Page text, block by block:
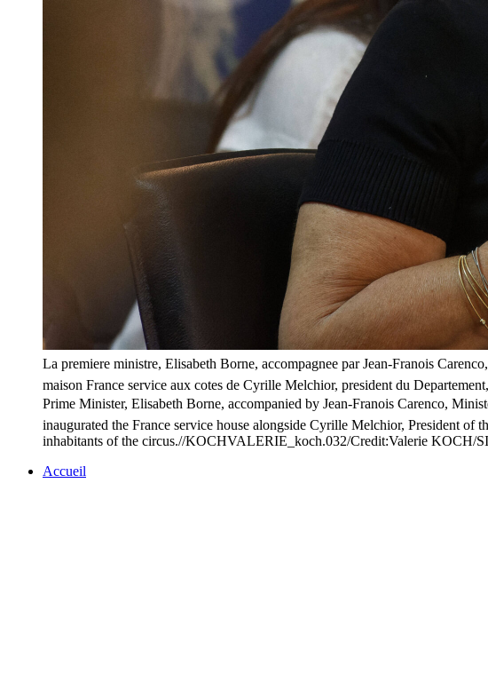
La premiere ministre, Elisabeth Borne, accompagnee par Jean-Franois
maison France service aux cotes de Cyrille Melchior, president du
Prime Minister, Elisabeth Borne, accompanied by Jean-Franois Carenco,
inaugurated the France service house alongside Cyrille Melchior, President of
inhabitants of the circus.//KOCHVALERIE_koch.032/Credit:Valerie KOCH/
Accueil